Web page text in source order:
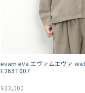
evam eva エヴァムエヴァ
E263T007
¥33,000